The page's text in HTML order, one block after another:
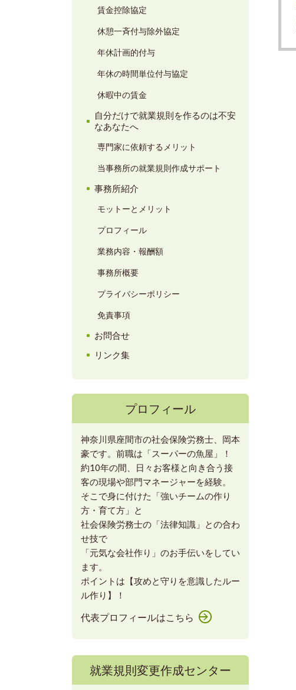
賃金控除協定
休憩一斉付与除外協定
年休計画的付与
年休の時間単位付与協定
休暇中の賃金
自分だけで就業規則を作るのは不安
なあなたへ
専門家に依頼するメリット
当事務所の就業規則作成サポート
事務所紹介
モットーとメリット
プロフィール
業務内容・報酬額
事務所概要
プライバシーポリシー
免責事項
お問合せ
リンク集
プロフィール
神奈川県座間市の社会保険労務士、岡本
豪です。前職は「スーパーの魚屋」！
約10年の間、日々お客様と向き合う接
客の現場や部門マネージャーを経験。
そこで身に付けた「強いチームの作り
方・育て方」と
社会保険労務士の「法律知識」との合わ
せ技で
「元気な会社作り」のお手伝いをしてい
ます。
ポイントは【攻めと守りを意識したルー
ル作り】！
代表プロフィールはこちら
就業規則変更作成センター